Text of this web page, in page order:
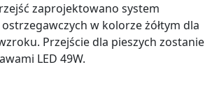
zaprojektowano system
w kolorze żółtym dla
Przejście dla pieszych zostanie
LED 49W.